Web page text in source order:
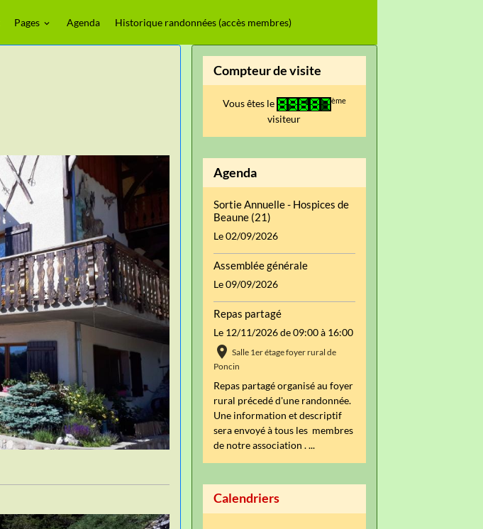
Pages Agenda Historique randonnées (accès membres)
Compteur de visite
Vous êtes le ème
visiteur
Agenda
Sortie Annuelle - Hospices de
Beaune (21)
Le 02/09/2026
Assemblée générale
Le 09/09/2026
Repas partagé
Le 12/11/2026de 09:00à 16:00
Salle 1er étage foyer rural de
Poncin
Repas partagé organisé au foyer
rural précedé d'une randonnée.
Une information et descriptif
sera envoyé à tous les membres
de notre association . ...
Calendriers